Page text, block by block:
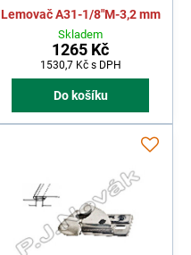
Lemovač A31-1/8"M-3,2 mm
Skladem
1265 Kč
1530,7 Kč s DPH
Do košíku